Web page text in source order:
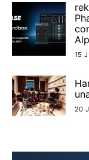
15
20